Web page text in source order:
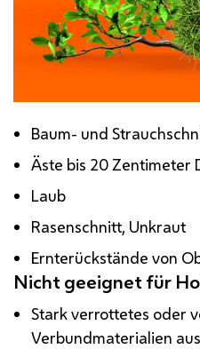
Baum- und
Äste bis 20 Zentimeter
Laub
Rasenschnitt, Unkraut
Ernterückstände von
Nicht geeignet für
Stark verrottetes oder
Verbundmaterialien